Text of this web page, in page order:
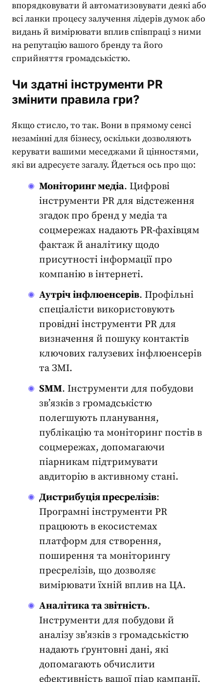
впорядковувати й автоматизовувати деякі або
всі ланки процесу залучення лідерів думок або
видань й вимірювати вплив співпраці з ними
на репутацію вашого бренду та його
сприйняття громадськістю.
Чи здатні інструменти PR
змінити правила гри?
Якщо стисло, то так. Вони в прямому сенсі
незамінні для бізнесу, оскільки дозволяють
керувати вашими меседжами й цінностями,
які ви адресуєте загалу. Йдеться ось про що:
Моніторинг медіа. Цифрові
інструменти PR для відстеження
згадок про бренд у медіа та
соцмережах надають PR-фахівцям
фактаж й аналітику щодо
присутності інформації про
компанію в інтернеті.
Аутріч інфлюенсерів. Профільні
спеціалісти використовують
провідні інструменти PR для
визначення й пошуку контактів
ключових галузевих інфлюенсерів
та ЗМІ.
SMM. Інструменти для побудови
зв’язків з громадськістю
полегшують планування,
публікацію та моніторинг постів в
соцмережах, допомагаючи
піарникам підтримувати
авдиторію в активному стані.
Дистрибуція пресрелізів:
Програмні інструменти PR
працюють в екосистемах
платформ для створення,
поширення та моніторингу
пресрелізів, що дозволяє
вимірювати їхній вплив на ЦА.
Аналітика та звітність.
Інструменти для побудови й
аналізу зв’язків з громадськістю
надають ґрунтовні дані, які
допомагають обчислити
ефективність вашої піар кампанії,